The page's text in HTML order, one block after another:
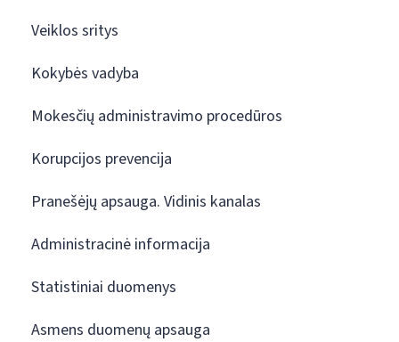
Veiklos sritys
Kokybės vadyba
Mokesčių administravimo procedūros
Korupcijos prevencija
Pranešėjų apsauga. Vidinis kanalas
Administracinė informacija
Statistiniai duomenys
Asmens duomenų apsauga